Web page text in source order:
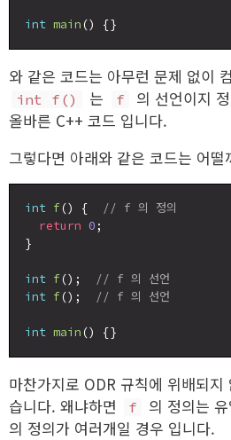
int main
와 같은 코드는 아무런 문제 없이
int f() 는 f
의 선언이지
올바른 C++ 코드 입니다.
그렇다면 아래와 같은 코드는 어떨
int f () {
// f 의 정의
return 0 ;
}
int f ();
// f 의 선언
int f (); // f 의 선언
int main
마찬가지로 ODR 규칙에 위배되
습니다. 왜냐하면
f 의 정의는
의 정의가 여러개일 경우 입니다.